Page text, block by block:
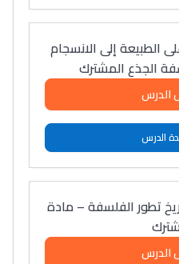
الطبيعة إلى الانسجام
الجذع المشترك
الدرس
الدرس
تطور الفلسفة – مادة
الدرس